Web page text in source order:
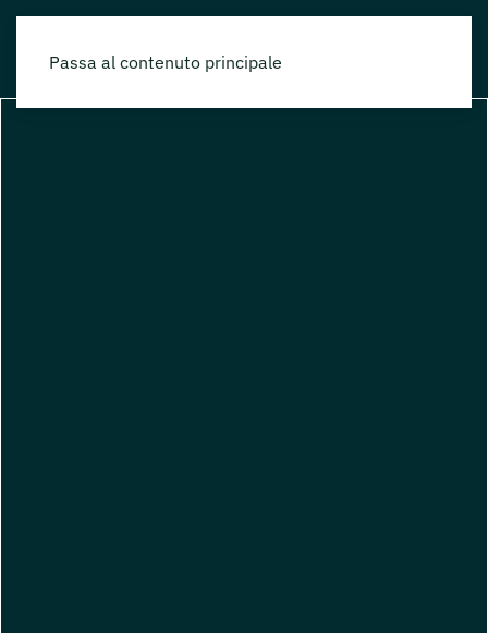
Passa al contenuto principale